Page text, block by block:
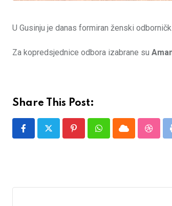
U Gusinju je danas formiran ženski
Za kopredsjednice odbora izabrane su
Share This Post:
PinterestWhatsappCloud